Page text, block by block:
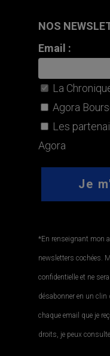
NOS
Email :
La
Agora
Les
Agora
*En renseignant mon
newsletters cochées.
confidentielle et ne
désabonner en un
chaque email que je
droits, je peux